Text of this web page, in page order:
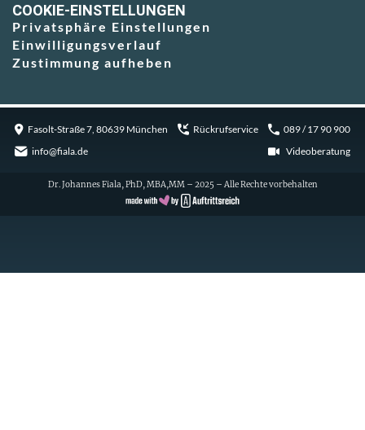
COOKIE-EINSTELLUNGEN
Privatsphäre Einstellungen
Einwilligungsverlauf
Zustimmung aufheben
Fasolt-Straße 7, 80639 München Rückrufservice
089 / 17 90 900
info@fiala.de
Videoberatung
Dr. Johannes Fiala, PhD, MBA,MM – 2025 – Alle Rechte vorbehalten